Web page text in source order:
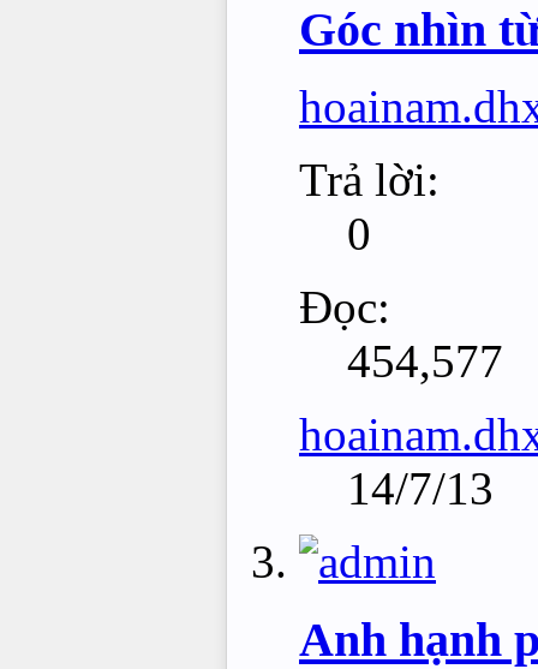
Góc nhìn
Trả lời:
0
Đọc:
454,577
14/7/13
Anh hạnh